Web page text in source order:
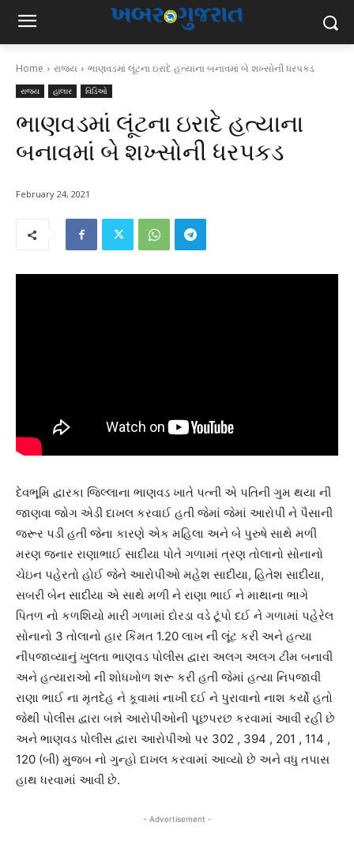
Home રાજ્ય ભાણવડમાં લૂંટના ઇરાદે હત્યાના બનાવમાં બે શખ્સોની ધરપકડ
રાજ્ય હાલાર વિડિઓ
ભાણવડમાં લૂંટના ઇરાદે હત્યાના
બનાવમાં બે શખ્સોની ધરપકડ
February 24, 2021
દેવભૂમિ દ્વારકા જિલ્લાના ભાણવડ ખાતે પત્ની એ પતિની ગુમ થયા ની
જાણવા જોગ એડી દાખલ કરવાઈ હતી જેમાં જેમાં આરોપી ને પૈસાની
જરૂર પડી હતી જેના કારણે એક મહિલા અને બે પુરુષે સાથે મળી
મરણ જનાર રાણાભાઈ સાદીયા પોતે ગળામાં ત્રણ તોલાનો સોનાનો
ચેઇન પહેરતો હોઈ જેને આરોપીઓ મહેશ સાદીયા, હિતેશ સાદીયા,
સબરી બેન સાદીયા એ સાથે મળી ને રાણા ભાઈ ને માથાના ભાગે
પિતળ નો કળશિયો મારી ગળામાં દોરડા વડે ટૂંપો દઈ ને ગળામાં પહેરેલ
સોનાનો 3 તોલાનો હાર કિંમત 1.20 લાખ ની લૂંટ કરી અને હત્યા
નીપજાવ્યાનું ખુલતા ભાણવડ પોલીસ દ્વારા અલગ અલગ ટીમ બનાવી
અને હત્યારાઓ ની શોધખોળ શરૂ કરી હતી જેમાં હત્યા નિપજાવી
રાણા ભાઈ ના મૃતદેહ ને કૂવામાં નાખી દઈ ને પુરાવાનો નાશ કર્યો હતો
જેથી પોલીસ દ્વારા બન્ને આરોપીઓની પૂછપરછ કરવામાં આવી રહી છે
અને ભાણવડ પોલીસ દ્વારા આરોપીઓ પર 302 , 394 , 201 , 114 ,
120 (બી) મુજબ નો ગુન્હો દાખલ કરવામાં આવ્યો છે અને વધુ તપાસ
હાથ ધરવામાં આવી છે.
- Advertisement -